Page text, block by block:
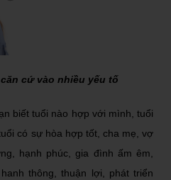
cứ vào nhiều yếu tố
biết tuổi nào hợp với mình, tuổi
có sự hòa hợp tốt, cha mẹ, vợ
hạnh phúc, gia đình ấm êm,
thông, thuận lợi, phát triển